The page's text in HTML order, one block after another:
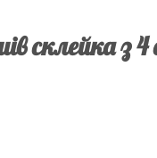
склейка з 4